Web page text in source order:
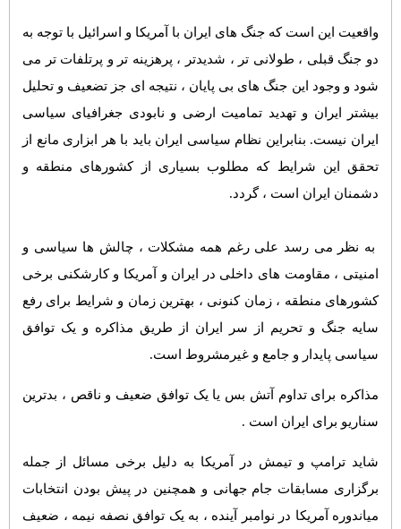
واقعیت این است که جنگ های ایران با آمریکا و اسرائیل با توجه به
دو جنگ قبلی ، طولانی تر ، شدیدتر ، پرهزینه تر و پرتلفات تر می
شود و وجود این جنگ های بی پایان ، نتیجه ای جز تضعیف و تحلیل
بیشتر ایران و تهدید تمامیت ارضی و نابودی جغرافیای سیاسی
ایران نیست. بنابراین نظام سیاسی ایران باید با هر ابزاری مانع از
تحقق این شرایط که مطلوب بسیاری از کشورهای منطقه و
دشمنان ایران است ، گردد.
به نظر می رسد علی رغم همه مشکلات ، چالش ها سیاسی و
امنیتی ، مقاومت های داخلی در ایران و آمریکا و کارشکنی برخی
کشورهای منطقه ، زمان کنونی ، بهترین زمان و شرایط برای رفع
سایه جنگ و تحریم از سر ایران از طریق مذاکره و یک توافق
سیاسی پایدار و جامع و غیرمشروط است.
مذاکره برای تداوم آتش بس یا یک توافق ضعیف و ناقص ، بدترین
سناریو برای ایران است .
شاید ترامپ و تیمش در آمریکا به دلیل برخی مسائل از جمله
برگزاری مسابقات جام جهانی و همچنین در پیش بودن انتخابات
میاندوره آمریکا در نوامبر آینده ، به یک توافق نصفه نیمه ، ضعیف